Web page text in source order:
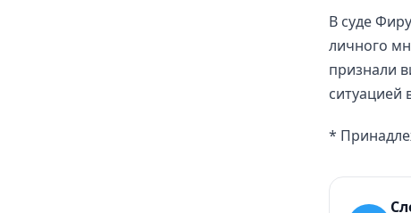
В суде
личного
признали
ситуацией
*